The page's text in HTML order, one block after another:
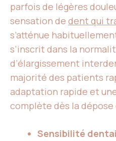
parfois de légères
sensation de dent qui
s’atténue
s’inscrit dans la
d’élargissement
majorité des patients
adaptation rapide et
complète dès la dépose
Sensibilité